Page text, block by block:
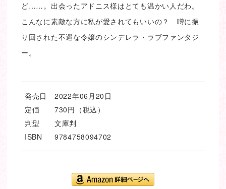
ど……。出会ったアドニス様はとても温かい人だわ。
こんなに素敵な方に私が愛されてもいいの？ 噂に振
り回された不遇な令嬢のシンデレラ・ラブファンタジ
ー。
発売日
2022年06月20日
定価
730円（税込）
判型
文庫判
ISBN
9784758094702